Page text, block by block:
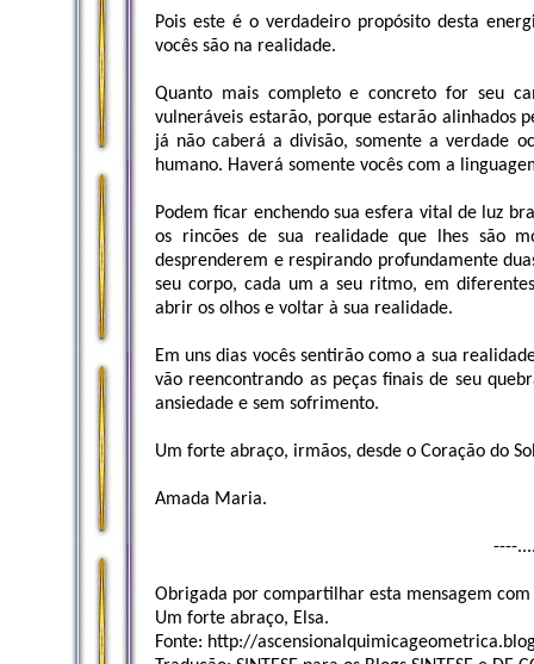
Pois este é o verdadeiro propósito desta
vocês são na realidade.
Quanto mais completo e concreto for seu
vulneráveis estarão, porque estarão alinhados
já não caberá a divisão, somente a verdade
humano. Haverá somente vocês com a
Podem ficar enchendo sua esfera vital de luz
os rincões de sua realidade que lhes são
desprenderem e respirando profundamente
seu corpo, cada um a seu ritmo, em
abrir os olhos e voltar à sua realidade.
Em uns dias vocês sentirão como a sua
vão reencontrando as peças finais de seu
ansiedade e sem sofrimento.
Um forte abraço, irmãos, desde o Coração do
Amada Maria.
----
Obrigada por compartilhar esta mensagem
Um forte abraço, Elsa.
Fonte: http://